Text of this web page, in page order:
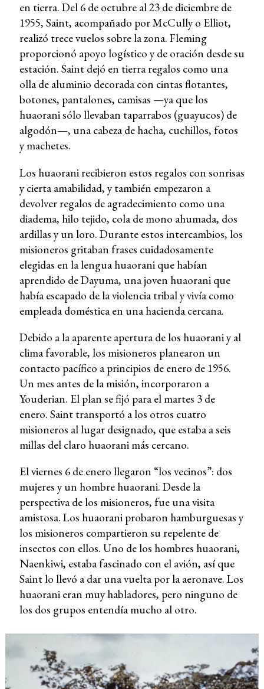
en tierra. Del 6 de octubre al 23 de diciembre de
1955, Saint, acompañado por McCully o Elliot,
realizó trece vuelos sobre la zona. Fleming
proporcionó apoyo logístico y de oración desde su
estación. Saint dejó en tierra regalos como una
olla de aluminio decorada con cintas flotantes,
botones, pantalones, camisas —ya que los
huaorani sólo llevaban taparrabos (guayucos) de
algodón—, una cabeza de hacha, cuchillos, fotos
y machetes.
Los huaorani recibieron estos regalos con sonrisas
y cierta amabilidad, y también empezaron a
devolver regalos de agradecimiento como una
diadema, hilo tejido, cola de mono ahumada, dos
ardillas y un loro. Durante estos intercambios, los
misioneros gritaban frases cuidadosamente
elegidas en la lengua huaorani que habían
aprendido de Dayuma, una joven huaorani que
había escapado de la violencia tribal y vivía como
empleada doméstica en una hacienda cercana.
Debido a la aparente apertura de los huaorani y al
clima favorable, los misioneros planearon un
contacto pacífico a principios de enero de 1956.
Un mes antes de la misión, incorporaron a
Youderian. El plan se fijó para el martes 3 de
enero. Saint transportó a los otros cuatro
misioneros al lugar designado, que estaba a seis
millas del claro huaorani más cercano.
El viernes 6 de enero llegaron “los vecinos”: dos
mujeres y un hombre huaorani. Desde la
perspectiva de los misioneros, fue una visita
amistosa. Los huaorani probaron hamburguesas y
los misioneros compartieron su repelente de
insectos con ellos. Uno de los hombres huaorani,
Naenkiwi, estaba fascinado con el avión, así que
Saint lo llevó a dar una vuelta por la aeronave. Los
huaorani eran muy habladores, pero ninguno de
los dos grupos entendía mucho al otro.